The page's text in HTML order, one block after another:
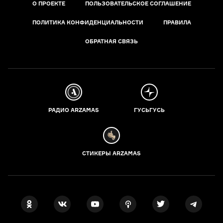
О ПРОЕКТЕ ПОЛЬЗОВАТЕЛЬСКОЕ СОГЛАШЕНИЕ
ПОЛИТИКА КОНФИДЕНЦИАЛЬНОСТИ ПРАВИЛА
ОБРАТНАЯ СВЯЗЬ
РАДИО ARZAMAS ГУСЬГУСЬ
СТИКЕРЫ ARZAMAS